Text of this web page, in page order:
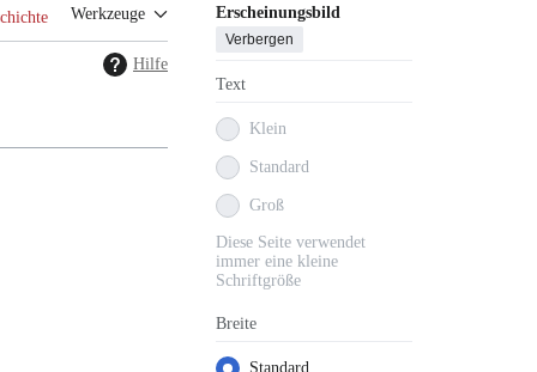
Werkzeuge Erscheinungsbild
Verbergen
Text
Klein
Standard
Groß
Diese Seite verwendet
immer eine kleine
Schriftgröße
Breite
Standard
Hilfe